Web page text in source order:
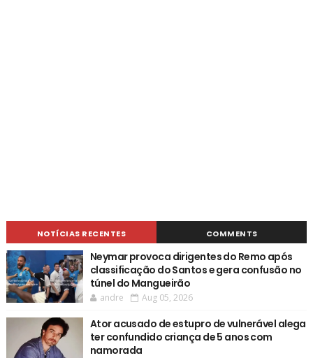
NOTÍCIAS RECENTES COMMENTS
Neymar provoca dirigentes do Remo após
classificação do Santos e gera confusão no
túnel do Mangueirão
andre Aug 05, 2026
Ator acusado de estupro de vulnerável alega
ter confundido criança de 5 anos com
namorada